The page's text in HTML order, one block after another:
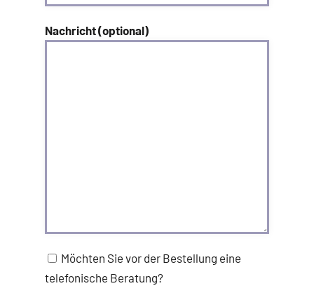
Nachricht (optional)
Möchten Sie vor der Bestellung eine
telefonische Beratung?